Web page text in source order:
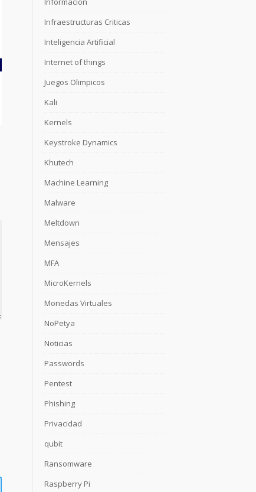
Infraestructuras Criticas
Inteligencia Artificial
Internet of things
Juegos Olimpicos
Kali
Kernels
Keystroke Dynamics
Khutech
Machine Learning
Malware
Meltdown
Mensajes
MFA
MicroKernels
Monedas Virtuales
NoPetya
Noticias
Passwords
Pentest
Phishing
Privacidad
qubit
Ransomware
Raspberry Pi